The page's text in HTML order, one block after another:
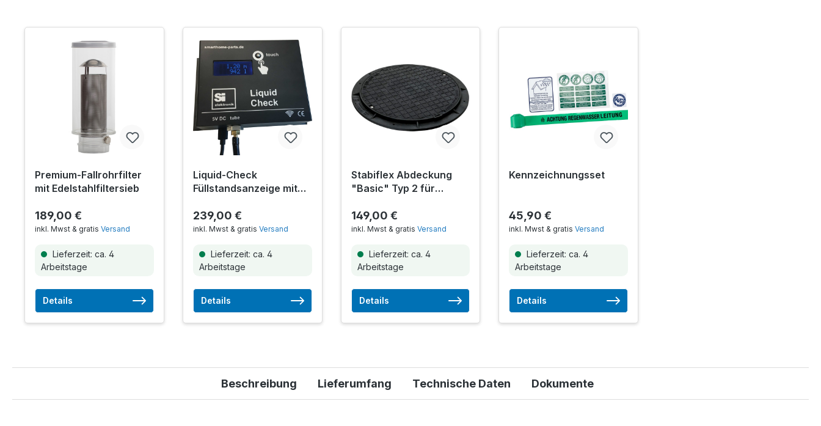
Premium-Fallrohrfilter
mit Edelstahlfiltersieb
189,00 €
inkl. Mwst & gratis Versand
Lieferzeit: ca. 4
Arbeitstage
Details
Liquid-Check
Füllstandsanzeige mit
239,00 €
inkl. Mwst & gratis Versand
Lieferzeit: ca. 4
Arbeitstage
Details
Stabiflex Abdeckung
"Basic" Typ 2 für
Befestigungsset
149,00 €
inkl. Mwst & gratis Versand
Lieferzeit: ca. 4
Arbeitstage
Details
Kennzeichnungsset
45,90 €
inkl. Mwst & gratisVersand
Lieferzeit: ca. 4
Arbeitstage
Details
Beschreibung Lieferumfang Technische Daten Dokumente